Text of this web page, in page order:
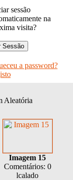
sessão
na
visita?
a password?
Aleatória
Imagem 15
Comentários: 0
lcalado